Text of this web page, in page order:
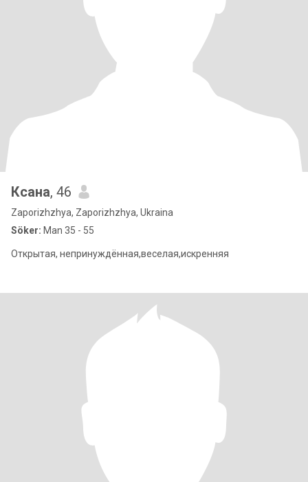
Ксана, 46
Zaporizhzhya, Zaporizhzhya, Ukraina
Söker: Man 35 - 55
Открытая, непринуждённая,веселая,искренняя